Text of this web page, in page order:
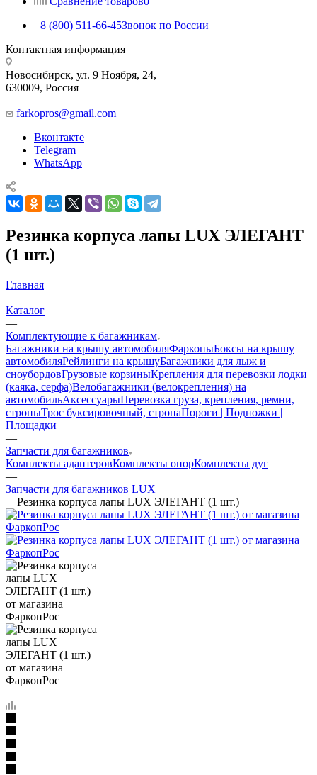
8 (800) 511-66-45Звонок по России
Контактная информация
Новосибирск, ул. 9 Ноября, 24,
630009, Россия
farkopros@gmail.com
Вконтакте
Telegram
WhatsApp
Резинка корпуса лапы LUX ЭЛЕГАНТ
(1 шт.)
Главная
—
Каталог
—
Комплектующие к багажникам
Багажники на крышу автомобиляФаркопыБоксы на крышу
автомобиляРейлинги на крышуБагажники для лыж и
сноубордовГрузовые корзиныКрепления для перевозки лодки
(каяка, серфа)Велобагажники (велокрепления) на
автомобильАксессуарыПеревозка груза, крепления, ремни,
стропыТрос буксировочный, стропаПороги | Подножки |
Площадки
—
Запчасти для багажников
Комплекты адаптеровКомплекты опорКомплекты дуг
—
Запчасти для багажников LUX
—Резинка корпуса лапы LUX ЭЛЕГАНТ (1 шт.)